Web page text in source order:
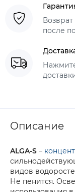
после
Описание
ALGA-S –
видов
Не пенится.